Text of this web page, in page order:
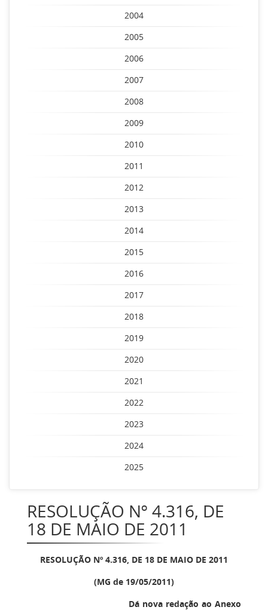
2004
2005
2006
2007
2008
2009
2010
2011
2012
2013
2014
2015
2016
2017
2018
2019
2020
2021
2022
2023
2024
2025
RESOLUÇÃO Nº 4.316, DE
18 DE MAIO DE 2011
RESOLUÇÃO Nº 4.316, DE 18 DE MAIO DE 2011
(MG de 19/05/2011)
Dá nova redação ao Anexo